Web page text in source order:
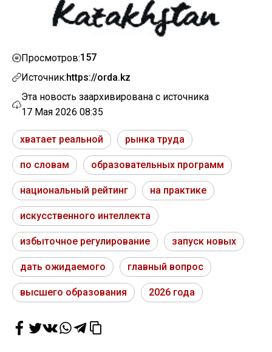
Просмотров:157
Источник:https://orda.kz
Эта новость заархивирована с источника
17 Мая 2026 08:35
хватает реальной рынка труда
по словам образовательных программ
национальный рейтинг на практике
искусственного интеллекта
избыточное регулирование запуск новых
дать ожидаемого главный вопрос
высшего образования 2026 года